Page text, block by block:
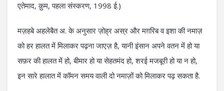
एतेमाद, क़ुम, पहला संस्करण, 1998 ई.)
मज़हबे अहलेबैत अ. के अनुसार ज़ोह्र अस्र और मग़रिब व इशा की नमाज़
को हर हालत में मिलाकर पढ़ना जाएज़ है, यानी इंसान अपने वतन में हो या
सफ़र की हालत में हो, बीमार हो या सेहतमंद हो, शरई मजबूरी हो या न हो,
इन सारे हालात में कॉमन समय वाली दो नमाज़ों को मिलाकर पढ़ सकता है.